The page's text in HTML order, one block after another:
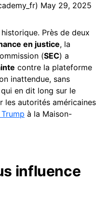
May 29, 2025
historique. Près de deux
en justice, la
(SEC) a
contre la plateforme
inattendue, sans
en dit long sur le
les autorités américaines
à la Maison-
influence